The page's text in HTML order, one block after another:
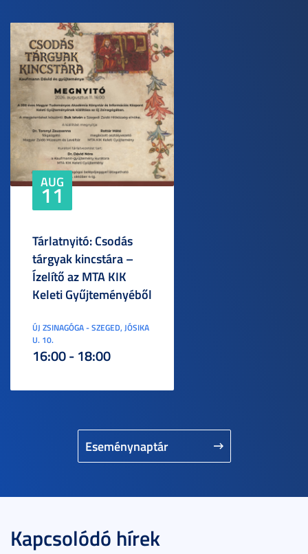
Eseménynaptár
AUG
11
Tárlatnyitó: Csodás
tárgyak kincstára –
Ízelítő az MTA KIK
Keleti Gyűjteményéből
ÚJ ZSINAGÓGA - SZEGED, JÓSIKA
U. 10.
16:00 - 18:00
Kapcsolódó hírek